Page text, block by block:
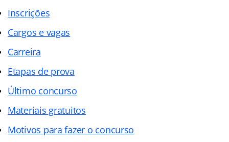
Inscrições
Cargos e vagas
Carreira
Etapas de prova
Último concurso
Materiais gratuitos
Motivos para fazer o concurso